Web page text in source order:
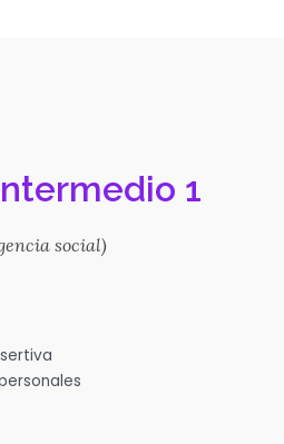
1
social)